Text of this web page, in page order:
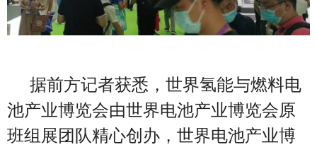
据前方记者获悉，世界氢能与燃料电
池产业博览会由世界电池产业博览会原
班组展团队精心创办，世界电池产业博